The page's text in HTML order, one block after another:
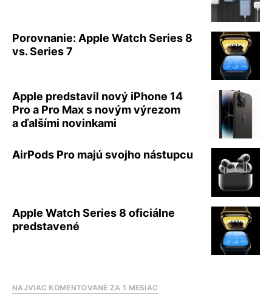
Porovnanie: Apple Watch Series 8
vs. Series 7
Apple predstavil nový iPhone 14
Pro a Pro Max s novým výrezom
a ďalšími novinkami
AirPods Pro majú svojho nástupcu
Apple Watch Series 8 oficiálne
predstavené
NAJVIAC KOMENTOVANÉ ZA 1 MESIAC